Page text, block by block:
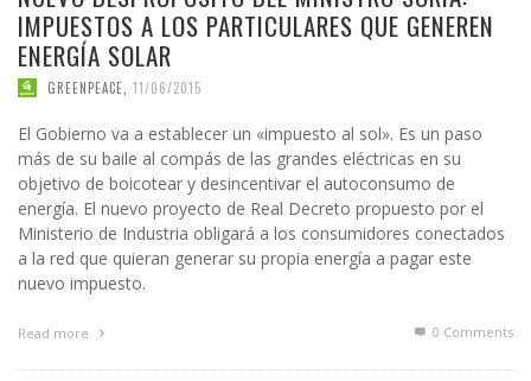
IMPUESTOS A LOS PARTICULARES QUE GENEREN
ENERGÍA SOLAR
GREENPEACE 11/06/2015
El Gobierno va a establecer un «impuesto al sol». Es un paso
más de su baile al compás de las grandes eléctricas en su
objetivo de boicotear y desincentivar el autoconsumo de
energía. El nuevo proyecto de Real Decreto propuesto por el
Ministerio de Industria obligará a los consumidores conectados
a la red que quieran generar su propia energía a pagar este
nuevo impuesto.
Read more 0 Comments